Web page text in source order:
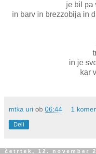
je bil pa
in barv in brezzobija in
in je
kar
mtka uri ob 06:44 1
Deli
četrtek, 12. november